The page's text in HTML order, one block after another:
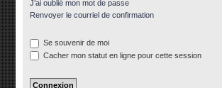
J’ai oublié mon mot de passe
Renvoyer le courriel de confirmation
Se souvenir de moi
Cacher mon statut en ligne pour cette session